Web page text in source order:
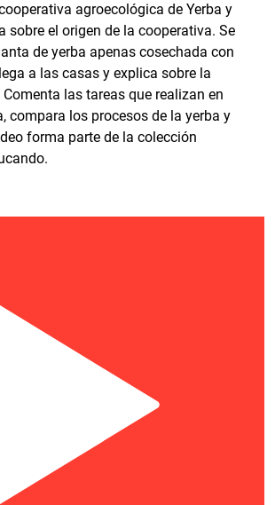
agroecológica de Yerba y
sobre el origen de la cooperativa. Se
de yerba apenas cosechada con
a las casas y explica sobre la
las tareas que realizan en
compara los procesos de la yerba y
forma parte de la colección